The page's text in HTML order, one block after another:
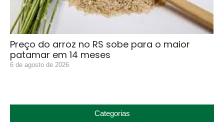
Preço do arroz no RS sobe para o maior
patamar em 14 meses
6 de agosto de 2026
Categorias